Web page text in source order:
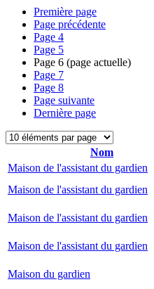
Première page
Page précédente
Page 4
Page 5
Page 6 (page actuelle)
Page 7
Page 8
Page suivante
Dernière page
Nom
Maison de l'assistant du gardien
Maison de l'assistant du gardien
Maison de l'assistant du gardien
Maison de l'assistant du gardien
Maison du gardien